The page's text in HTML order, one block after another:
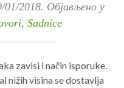
01/2018. Објављено у
, Sadnice
zavisi i način isporuke.
nižih visina se dostavlja